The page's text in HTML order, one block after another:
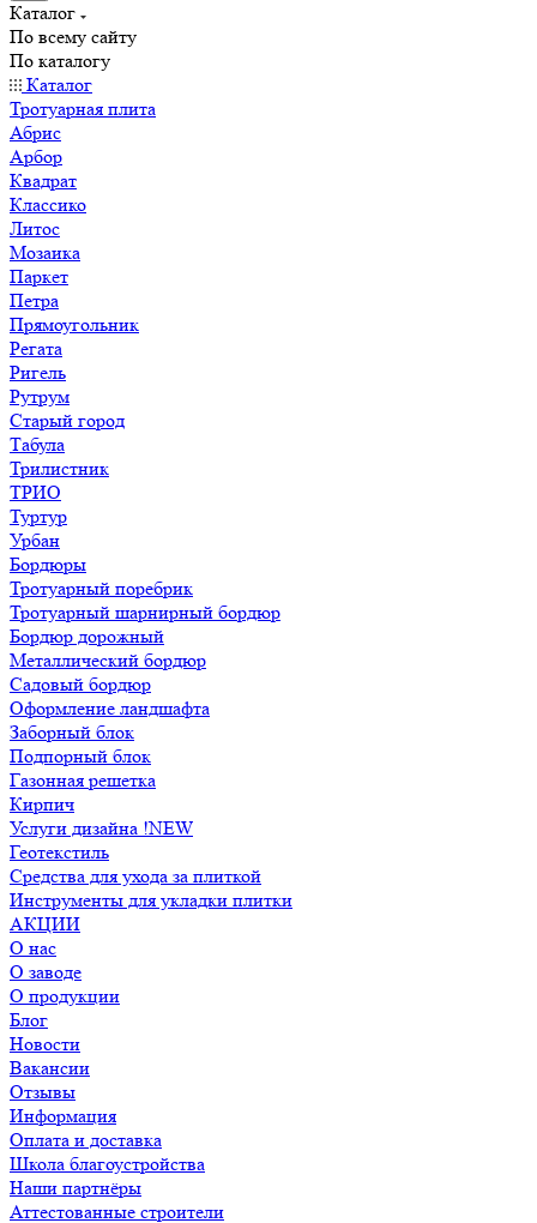
Каталог
По всему сайту
По каталогу
Каталог
Тротуарная плита
Абрис
Арбор
Квадрат
Классико
Литос
Мозаика
Паркет
Петра
Прямоугольник
Регата
Ригель
Рутрум
Старый город
Табула
Трилистник
ТРИО
Туртур
Урбан
Бордюры
Тротуарный поребрик
Тротуарный шарнирный бордюр
Бордюр дорожный
Металлический бордюр
Садовый бордюр
Оформление ландшафта
Заборный блок
Подпорный блок
Газонная решетка
Кирпич
Услуги дизайна !NEW
Геотекстиль
Средства для ухода за плиткой
Инструменты для укладки плитки
АКЦИИ
О нас
О заводе
О продукции
Блог
Новости
Вакансии
Отзывы
Информация
Оплата и доставка
Школа благоустройства
Наши партнёры
Аттестованные строители